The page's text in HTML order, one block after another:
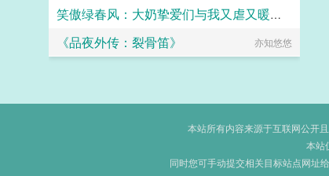
笑傲绿春风：大奶挚爱们与我又虐又暖的绿爱路
闲来无事
《品夜外传：裂骨笛》 亦知悠悠
本站所有内容来源于互联网公开
本站
同时您可手动提交相关目标站点网址